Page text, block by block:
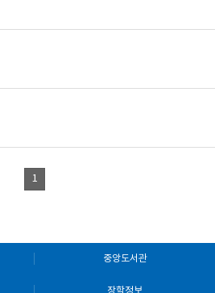
1
중앙도서관